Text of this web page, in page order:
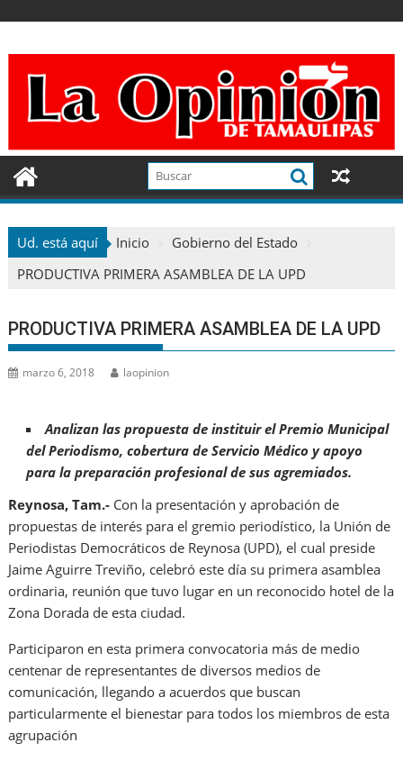
contenido
Ud. está aquí Inicio
Gobierno del Estado
PRODUCTIVA PRIMERA ASAMBLEA DE LA UPD
PRODUCTIVA PRIMERA ASAMBLEA DE LA UPD
marzo 6, 2018 laopinion
Analizan las propuesta de instituir el Premio Municipal
del Periodismo, cobertura de Servicio Médico y apoyo
para la preparación profesional de sus agremiados.
Reynosa, Tam.- Con la presentación y aprobación de
propuestas de interés para el gremio periodístico, la Unión de
Periodistas Democráticos de Reynosa (UPD), el cual preside
Jaime Aguirre Treviño, celebró este día su primera asamblea
ordinaria, reunión que tuvo lugar en un reconocido hotel de la
Zona Dorada de esta ciudad.
Participaron en esta primera convocatoria más de medio
centenar de representantes de diversos medios de
comunicación, llegando a acuerdos que buscan
particularmente el bienestar para todos los miembros de esta
agrupación